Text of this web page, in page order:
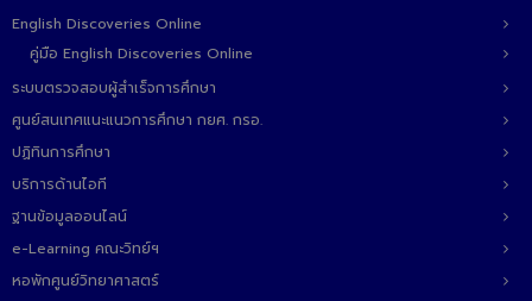
English Discoveries Online
คู่มือ English Discoveries Online
ระบบตรวจสอบผู้สำเร็จการศึกษา
ศูนย์สนเทศแนะแนวการศึกษา กยศ. กรอ.
ปฏิทินการศึกษา
บริการด้านไอที
ฐานข้อมูลออนไลน์
e-Learning คณะวิทย์ฯ
หอพักศูนย์วิทยาศาสตร์